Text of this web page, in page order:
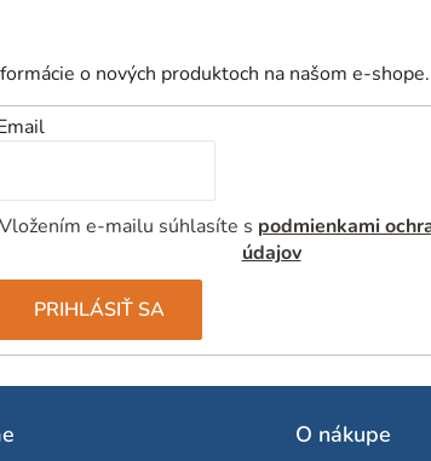
o nových produktoch na našom e-shope.
Vložením e-mailu súhlasíte s podmienkami
údajov
PRIHLÁSIŤ SA
O nákupe